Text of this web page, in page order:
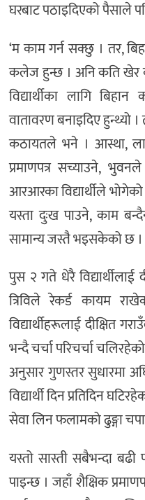
घरबाट पठाइदिएको पैसाले
‘म काम गर्न सक्छु । तर,
कलेज हुन्छ । अनि कति खेर
विद्यार्थीका लागि
वातावरण बनाइदिए हुन्थ्यो
कठायतले भने । आस्था,
प्रमाणपत्र सच्याउने,
आरआरका विद्यार्थीले
यस्ता दुःख पाउने, काम
सामान्य जस्तै भइसकेको छ ।
पुस २ गते धेरै विद्यार्थीलाई
त्रिविले रेकर्ड कायम
विद्यार्थीहरूलाई दीक्षित
भन्दै चर्चा परिचर्चा
अनुसार गुणस्तर सुधारमा
विद्यार्थी दिन प्रतिदिन
सेवा लिन फलामको ढुङ्गा
यस्तो सास्ती सबैभन्दा बढी
पाइन्छ । जहाँ शैक्षिक